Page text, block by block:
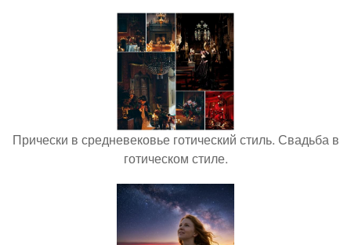
Прически в средневековье готический стиль. Свадьба в
готическом стиле.